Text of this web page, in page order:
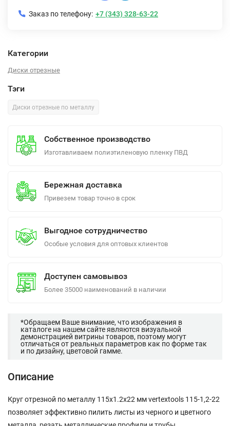
Заказ по телефону: +7 (343) 328-63-22
Категории
Диски отрезные
Тэги
Диски отрезные по металлу
Собственное производство
Изготавливаем полиэтиленовую пленку ПВД
Бережная доставка
Привезем товар точно в срок
Выгодное сотрудничество
Особые условия для оптовых клиентов
Доступен самовывоз
Более 35000 наименований в наличии
*Обращаем Ваше внимание, что изображения в
каталоге на нашем сайте являются визуальной
демонстрацией витрины товаров, поэтому могут
отличаться от реальных параметров как по форме так
и по дизайну, цветовой гамме.
Описание
Круг отрезной по металлу 115x1.2x22 мм vertextools 115-1,2-22
позволяет эффективно пилить листы из черного и цветного